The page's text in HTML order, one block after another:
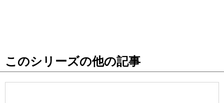
このシリーズの他の記事